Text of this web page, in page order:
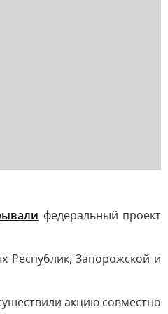
федеральный проект
Республик, Запорожской и
акцию совместно